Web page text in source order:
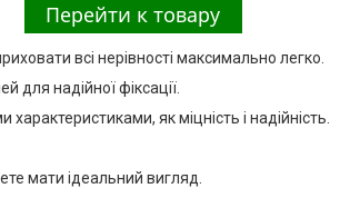
всі нерівності максимально легко.
для надійної фіксації.
як міцність і надійність.
мати ідеальний вигляд.